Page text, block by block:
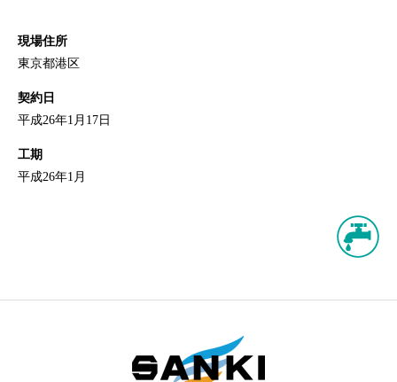
現場住所
東京都港区
契約日
平成26年1月17日
工期
平成26年1月